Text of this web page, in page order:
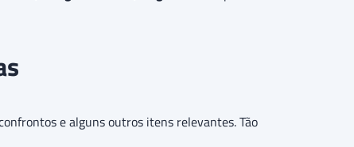
e alguns outros itens relevantes. Tão